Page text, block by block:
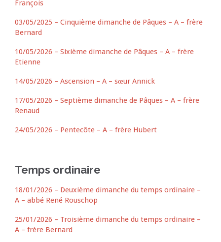
François
03/05/2025 – Cinquième dimanche de Pâques – A – frère
Bernard
10/05/2026 – Sixième dimanche de Pâques – A – frère
Etienne
14/05/2026 – Ascension – A – sœur Annick
17/05/2026 – Septième dimanche de Pâques – A – frère
Renaud
24/05/2026 – Pentecôte – A – frère Hubert
Temps ordinaire
18/01/2026 – Deuxième dimanche du temps ordinaire –
A – abbé René Rouschop
25/01/2026 – Troisième dimanche du temps ordinaire –
A – frère Bernard